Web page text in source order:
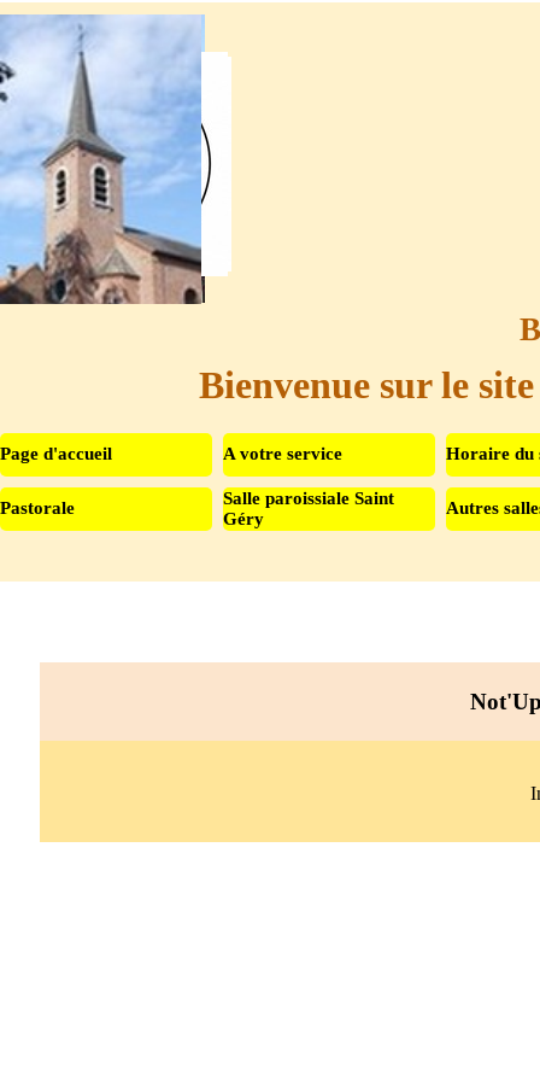
Aller au contenu
Bienvenue sur le
Page d'accueil A votre service Horaire du
Pastorale ▼
Salle paroissiale Saint
Géry
Autres